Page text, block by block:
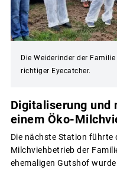
Die Weiderinder der
richtiger Eyecatcher.
Digitaliserung und
einem Öko-
Die nächste Station führte
Milchviehbetrieb der
ehemaligen Gutshof